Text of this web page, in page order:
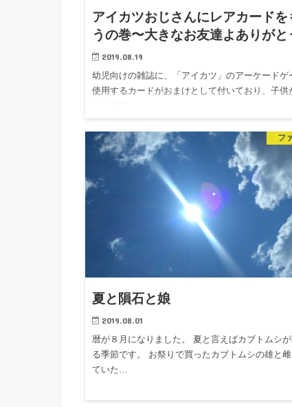
アイカツおじさんにレアカードを
うの巻〜大きなお友達よありがと
2019.08.19
幼児向けの雑誌に、「アイカツ」のアーケードゲ
使用するカードがおまけとして付いており、子供
フ
夏と隕石と娘
2019.08.01
暦が８月になりました。 夏と言えばカブトムシ
る季節です。 お祭りで買ったカブトムシの雄と
ていた…